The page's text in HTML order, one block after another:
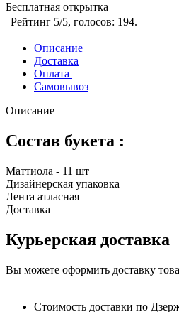
Бесплатная открытка
Рейтинг 5/5, голосов: 194.
Описание
Доставка
Оплата
Самовывоз
Описание
Состав букета :
Маттиола - 11 шт
Дизайнерская упаковка
Лента атласная
Доставка
Курьерская доставка
Вы можете оформить доставку
Стоимость доставки по